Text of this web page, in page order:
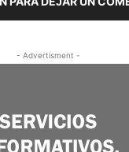
- Advertisment -